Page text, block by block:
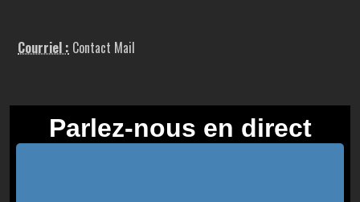
Courriel : Contact Mail